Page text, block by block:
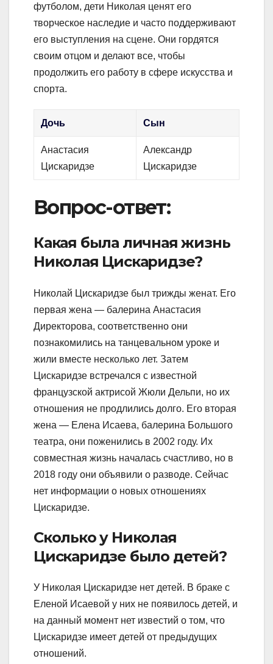
футболом, дети Николая ценят его
творческое наследие и часто поддерживают
его выступления на сцене. Они гордятся
своим отцом и делают все, чтобы
продолжить его работу в сфере искусства и
спорта.
Дочь Сын
Анастасия
Цискаридзе
Александр
Цискаридзе
Вопрос-ответ:
Какая была личная жизнь
Николая Цискаридзе?
Николай Цискаридзе был трижды женат. Его
первая жена — балерина Анастасия
Директорова, соответственно они
познакомились на танцевальном уроке и
жили вместе несколько лет. Затем
Цискаридзе встречался с известной
французской актрисой Жюли Дельпи, но их
отношения не продлились долго. Его вторая
жена — Елена Исаева, балерина Большого
театра, они поженились в 2002 году. Их
совместная жизнь началась счастливо, но в
2018 году они объявили о разводе. Сейчас
нет информации о новых отношениях
Цискаридзе.
Сколько у Николая
Цискаридзе было детей?
У Николая Цискаридзе нет детей. В браке с
Еленой Исаевой у них не появилось детей, и
на данный момент нет известий о том, что
Цискаридзе имеет детей от предыдущих
отношений.